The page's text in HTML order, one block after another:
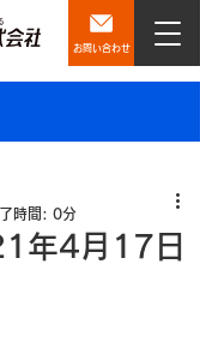
お問い合わせ
年4月17日
時間: 0分